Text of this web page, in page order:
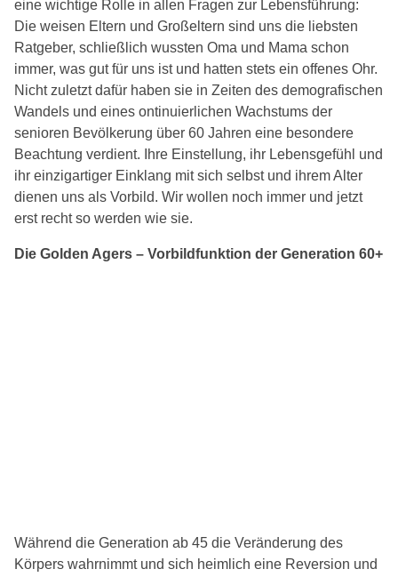
eine wichtige Rolle in allen Fragen zur Lebensführung:
Die weisen Eltern und Großeltern sind uns die liebsten
Ratgeber, schließlich wussten Oma und Mama schon
immer, was gut für uns ist und hatten stets ein offenes Ohr.
Nicht zuletzt dafür haben sie in Zeiten des demografischen
Wandels und eines ontinuierlichen Wachstums der
senioren Bevölkerung über 60 Jahren eine besondere
Beachtung verdient. Ihre Einstellung, ihr Lebensgefühl und
ihr einzigartiger Einklang mit sich selbst und ihrem Alter
dienen uns als Vorbild. Wir wollen noch immer und jetzt
erst recht so werden wie sie.
Die Golden Agers – Vorbildfunktion der Generation 60+
Während die Generation ab 45 die Veränderung des
Körpers wahrnimmt und sich heimlich eine Reversion und